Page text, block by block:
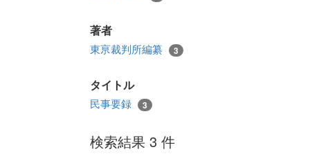
著者
東亰裁判所編纂 3
タイトル
民事要録 3
検索結果 3 件